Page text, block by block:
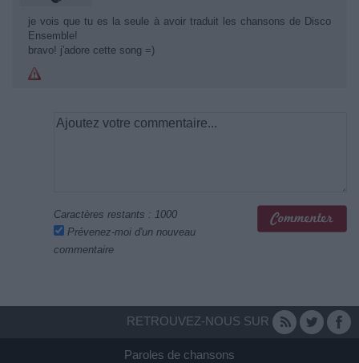
je vois que tu es la seule à avoir traduit les chansons de Disco
Ensemble!
bravo! j'adore cette song =)
Caractères restants : 1000
Prévenez-moi d'un nouveau
commentaire
RETROUVEZ-NOUS SUR
Paroles de chansons